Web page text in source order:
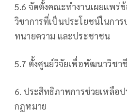
5.6 จัดตั้งคณะทำงานเผยแพร่
วิชาการที่เป็นประโยชน์ในกา
ทนายความ และประชาชน
5.7 ตั้งศูนย์วิจัยเพื่อพัฒนาวิชา
6. ประสิทธิภาพการช่วยเหลือ
กฎหมาย